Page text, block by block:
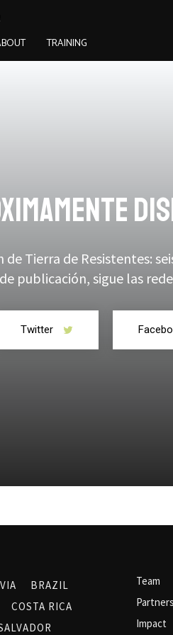
TRAINING
Tierra de Resistentes:
publicación, sigue las
Twitter
BRAZIL
COSTA RICA
Team
Partners
Impact